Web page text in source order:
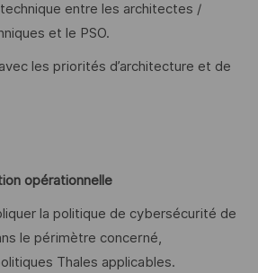
entre les architectes /
et le PSO.
les priorités d’architecture et de
opérationnelle
la politique de cybersécurité de
le périmètre concerné,
Thales applicables.